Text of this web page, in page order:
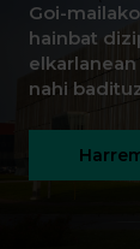
Goi-
hainbat
nahi